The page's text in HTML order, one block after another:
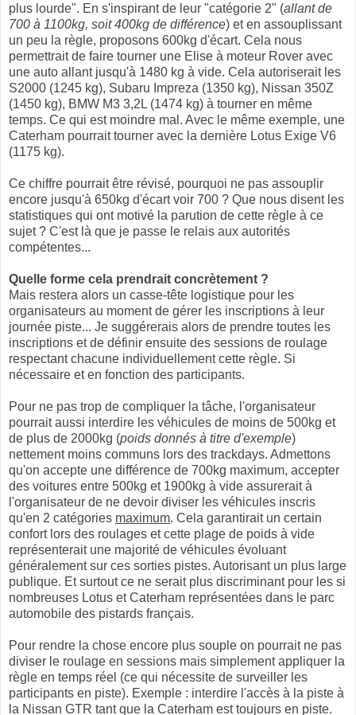
plus lourde". En s'inspirant de leur "catégorie 2" (allant de
700 à 1100kg, soit 400kg de différence) et en assouplissant
un peu la règle, proposons 600kg d'écart. Cela nous
permettrait de faire tourner une Elise à moteur Rover avec
une auto allant jusqu'à 1480 kg à vide. Cela autoriserait les
S2000 (1245 kg), Subaru Impreza (1350 kg), Nissan 350Z
(1450 kg), BMW M3 3,2L (1474 kg) à tourner en même
temps. Ce qui est moindre mal. Avec le même exemple, une
Caterham pourrait tourner avec la dernière Lotus Exige V6
(1175 kg).
Ce chiffre pourrait être révisé, pourquoi ne pas assouplir
encore jusqu'à 650kg d'écart voir 700 ? Que nous disent les
statistiques qui ont motivé la parution de cette règle à ce
sujet ? C'est là que je passe le relais aux autorités
compétentes...
Quelle forme cela prendrait concrètement ?
Mais restera alors un casse-tête logistique pour les
organisateurs au moment de gérer les inscriptions à leur
journée piste... Je suggérerais alors de prendre toutes les
inscriptions et de définir ensuite des sessions de roulage
respectant chacune individuellement cette règle. Si
nécessaire et en fonction des participants.
Pour ne pas trop de compliquer la tâche, l'organisateur
pourrait aussi interdire les véhicules de moins de 500kg et
de plus de 2000kg (poids donnés à titre d'exemple)
nettement moins communs lors des trackdays. Admettons
qu'on accepte une différence de 700kg maximum, accepter
des voitures entre 500kg et 1900kg à vide assurerait à
l'organisateur de ne devoir diviser les véhicules inscris
qu'en 2 catégories maximum. Cela garantirait un certain
confort lors des roulages et cette plage de poids à vide
représenterait une majorité de véhicules évoluant
généralement sur ces sorties pistes. Autorisant un plus large
publique. Et surtout ce ne serait plus discriminant pour les si
nombreuses Lotus et Caterham représentées dans le parc
automobile des pistards français.
Pour rendre la chose encore plus souple on pourrait ne pas
diviser le roulage en sessions mais simplement appliquer la
règle en temps réel (ce qui nécessite de surveiller les
participants en piste). Exemple : interdire l'accès à la piste à
la Nissan GTR tant que la Caterham est toujours en piste.